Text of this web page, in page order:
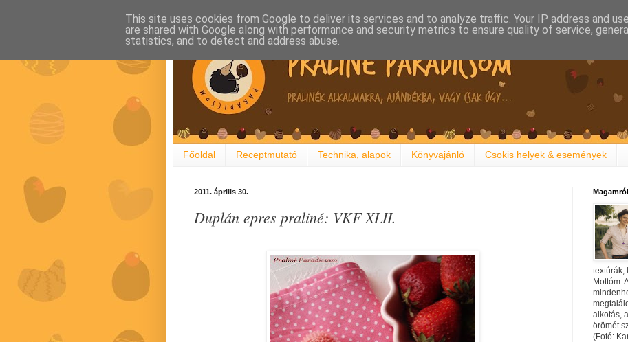
Főoldal Receptmutató Technika, alapok Könyvajánló Csokis helyek & események
2011. április 30.
Duplán epres praliné: VKF XLII.
Magamról
textúrák,
Mottóm:
alkotás,
örömét
(Fotó:
This site uses cookies from Google to deliver its services and to analyze traffic. Your IP address and
are shared with Google along with performance and security metrics to ensure quality of service,
statistics, and to detect and address abuse.